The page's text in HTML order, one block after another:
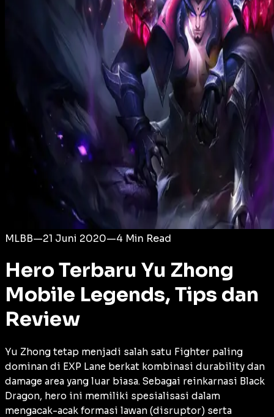
MLBB—21 Juni 2020—4 Min Read
Hero Terbaru Yu Zhong
Mobile Legends, Tips dan
Review
Yu Zhong tetap menjadi salah satu Fighter paling
dominan di EXP Lane berkat kombinasi durability dan
damage area yang luar biasa. Sebagai reinkarnasi Black
Dragon, hero ini memiliki spesialisasi dalam
mengacak-acak formasi lawan (disruptor) serta